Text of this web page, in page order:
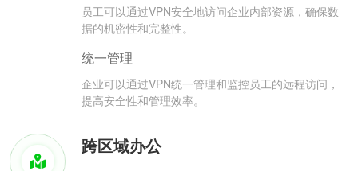
员工可以通过VPN安全地访问企业内部资源，确保数
据的机密性和完整性。
统一管理
企业可以通过VPN统一管理和监控员工的远程访问，
提高安全性和管理效率。
跨区域办公